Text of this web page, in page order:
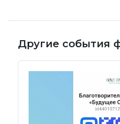
Другие события